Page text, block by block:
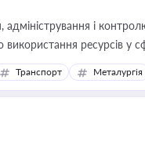
і
ресурсів у
Транспорт Металургія